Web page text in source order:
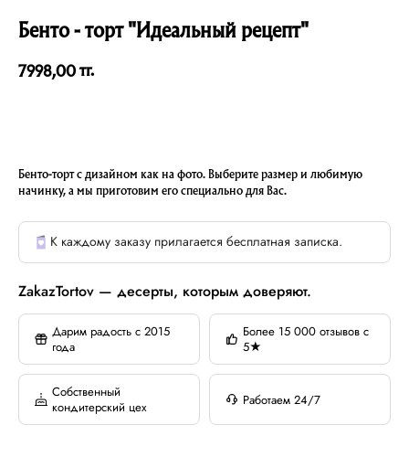
Бенто - торт "Идеальный рецепт"
7998,00тг.
Бенто-торт с дизайном как на фото. Выберите размер и любимую
начинку, а мы приготовим его специально для Вас.
К каждому заказу прилагается бесплатная записка.
ZakazTortov — десерты, которым доверяют.
Дарим радость с 2015
года
Более 15 000 отзывов с
5★
Собственный
кондитерский цех
Работаем 24/7